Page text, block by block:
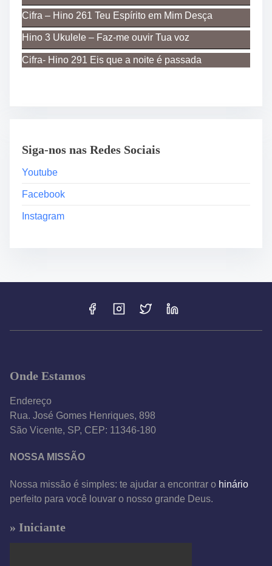
Cifra – Hino 261 Teu Espírito em Mim Desça
Hino 3 Ukulele – Faz-me ouvir Tua voz
Cifra- Hino 291 Eis que a noite é passada
Siga-nos nas Redes Sociais
Youtube
Facebook
Instagram
Onde Estamos
Endereço
Rua. José Gomes Henriques, 898
São Vicente, SP, CEP: 11346-180
NOSSA MISSÃO
Nossa missão é simples: te ajudar a encontrar o hinário
perfeito para você louvar o nosso grande Deus.
» Iniciante